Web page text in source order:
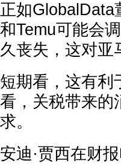
正如GlobalData
和Temu可能会
久丧失，这对亚
短期看，这有利
看，关税带来的
求。
安迪·贾西在财